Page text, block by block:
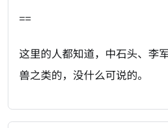
==
这里的人都知道，中石头、李
兽之类的，没什么可说的。